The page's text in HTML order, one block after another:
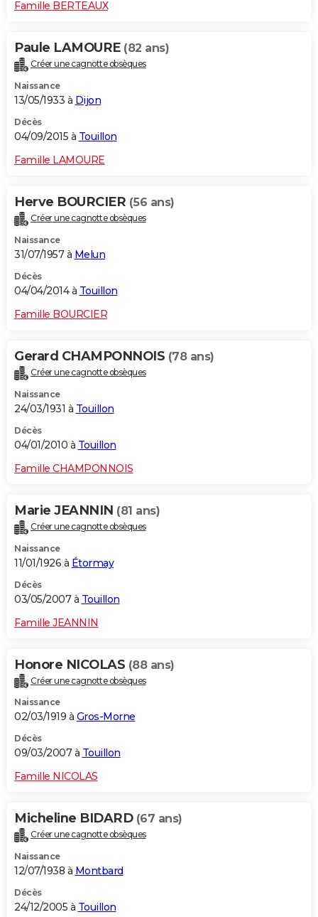
Famille BERTEAUX
Paule LAMOURE (82 ans)
Créer une cagnotte obsèques
Naissance
13/05/1933 à Dijon
Décès
04/09/2015 à Touillon
Famille LAMOURE
Herve BOURCIER (56 ans)
Créer une cagnotte obsèques
Naissance
31/07/1957 à Melun
Décès
04/04/2014 à Touillon
Famille BOURCIER
Gerard CHAMPONNOIS (78 ans)
Créer une cagnotte obsèques
Naissance
24/03/1931 à Touillon
Décès
04/01/2010 à Touillon
Famille CHAMPONNOIS
Marie JEANNIN (81 ans)
Créer une cagnotte obsèques
Naissance
11/01/1926 à Étormay
Décès
03/05/2007 à Touillon
Famille JEANNIN
Honore NICOLAS (88 ans)
Créer une cagnotte obsèques
Naissance
02/03/1919 à Gros-Morne
Décès
09/03/2007 à Touillon
Famille NICOLAS
Micheline BIDARD (67 ans)
Créer une cagnotte obsèques
Naissance
12/07/1938 à Montbard
Décès
24/12/2005 à Touillon